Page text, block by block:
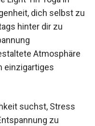
Yin Yoga in
dich selbst
hinter dir zu
sorgt für ein